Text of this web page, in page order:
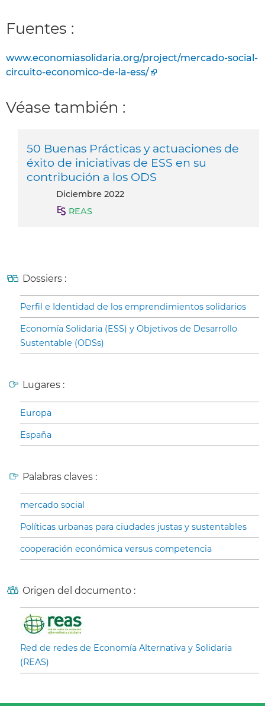
Fuentes :
www.economiasolidaria.org/project/mercado-social-
circuito-economico-de-la-ess/
Véase también :
50 Buenas Prácticas y actuaciones de
éxito de iniciativas de ESS en su
contribución a los ODS
diciembre 2022
REAS
Dossiers :
Perfil e Identidad de los emprendimientos solidarios
Economía Solidaria (ESS) y Objetivos de Desarrollo
Sustentable (ODSs)
Lugares :
Europa
España
Palabras claves :
mercado social
Políticas urbanas para ciudades justas y sustentables
cooperación económica versus competencia
Origen del documento :
Red de redes de Economía Alternativa y Solidaria
(REAS)